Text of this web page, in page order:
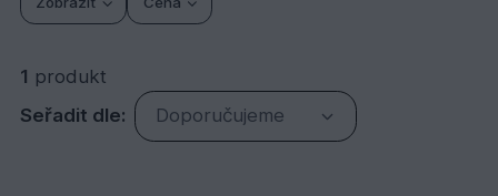
1 produkt
Seřadit dle:
Doporučujeme